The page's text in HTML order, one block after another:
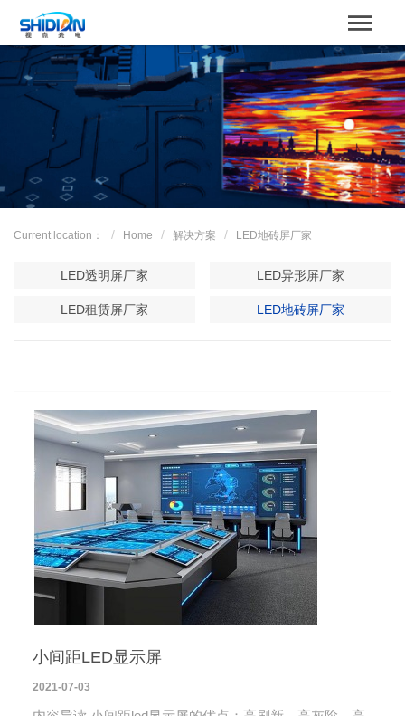
Home
关于我们
Product
Case
Current location： Home 解决方案 LED地砖屏厂家
LED透明屏厂家 LED异形屏厂家
LED租赁屏厂家 LED地砖屏厂家
小间距LED显示屏
2021-07-03